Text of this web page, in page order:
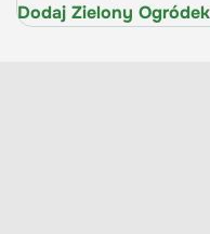
Dodaj Zielony